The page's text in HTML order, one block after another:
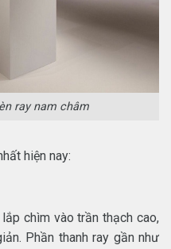
ray nam châm
hiện nay:
chìm vào trần thạch cao,
Phần thanh ray gần như